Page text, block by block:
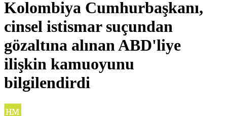
Kolombiya Cumhurbaşkanı,
cinsel istismar suçundan
gözaltına alınan ABD'liye
ilişkin kamuoyunu
bilgilendirdi